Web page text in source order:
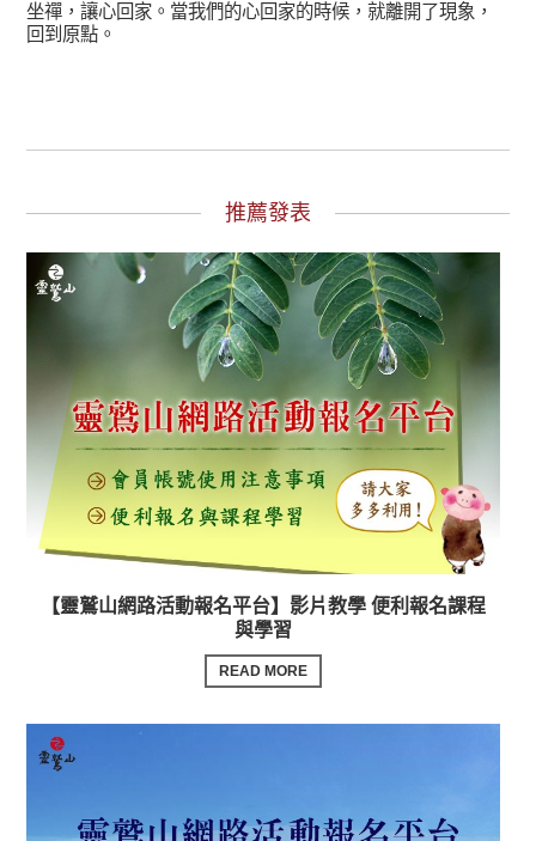
坐禪，讓心回家。當我們的心回家的時候，就離開了現象，
回到原點。
推薦發表
【靈鷲山網路活動報名平台】影片教學 便利報名課程
與學習
READ MORE